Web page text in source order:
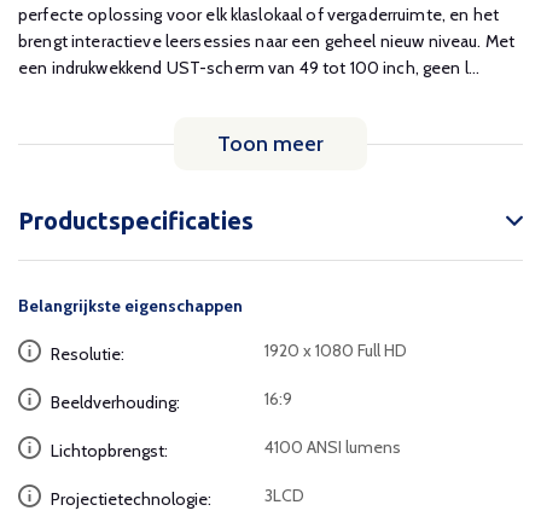
perfecte oplossing voor elk klaslokaal of vergaderruimte, en het
brengt interactieve leersessies naar een geheel nieuw niveau. Met
een indrukwekkend UST-scherm van 49 tot 100 inch, geen l...
Toon meer
Productspecificaties
Belangrijkste eigenschappen
Resolutie: 1920 x 1080 Full HD
Beeldverhouding: 16:9
Lichtopbrengst: 4100 ANSI lumens
Projectietechnologie: 3LCD